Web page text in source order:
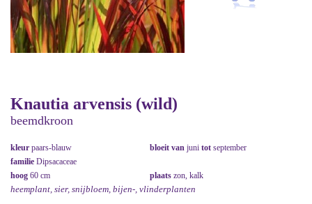
Knautia arvensis (wild)
beemdkroon
kleur paars-blauw bloeit van juni tot september
familie Dipsacaceae
hoog 60 cm plaats zon, kalk
heemplant, sier, snijbloem, bijen-, vlinderplanten